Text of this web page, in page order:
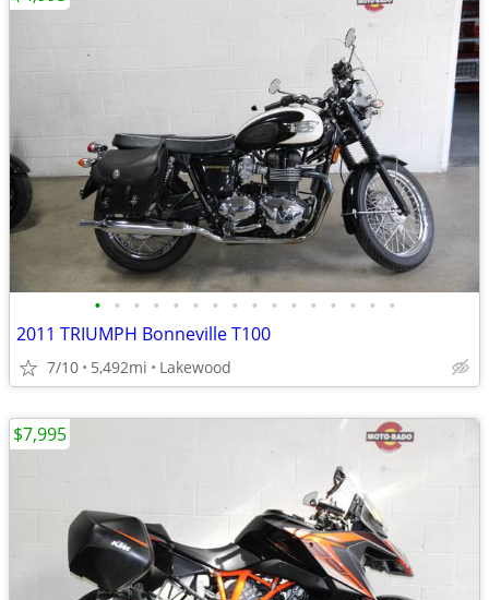
• • • • • • • • • • • • • • • •
2011 TRIUMPH Bonneville T100
7/10 5,492mi Lakewood
$7,995